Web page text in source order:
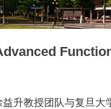
升教授团队与复旦